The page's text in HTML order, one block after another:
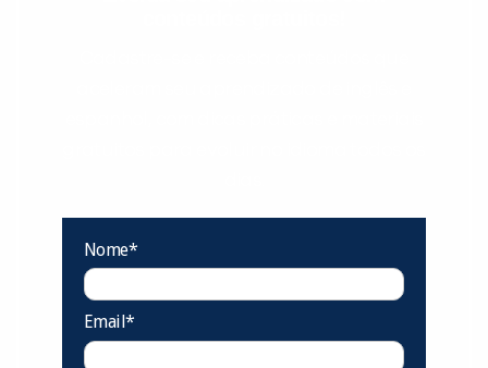
Nome*
Email*